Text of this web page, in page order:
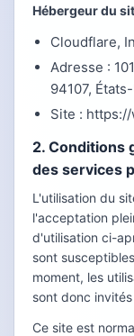
Hébergeur du
Cloudflare,
Adresse :
94107,
Site :
2. Conditions
des services
L'utilisation du
l'acceptation
d'utilisation ci-
sont
moment, les
sont donc
Ce site est